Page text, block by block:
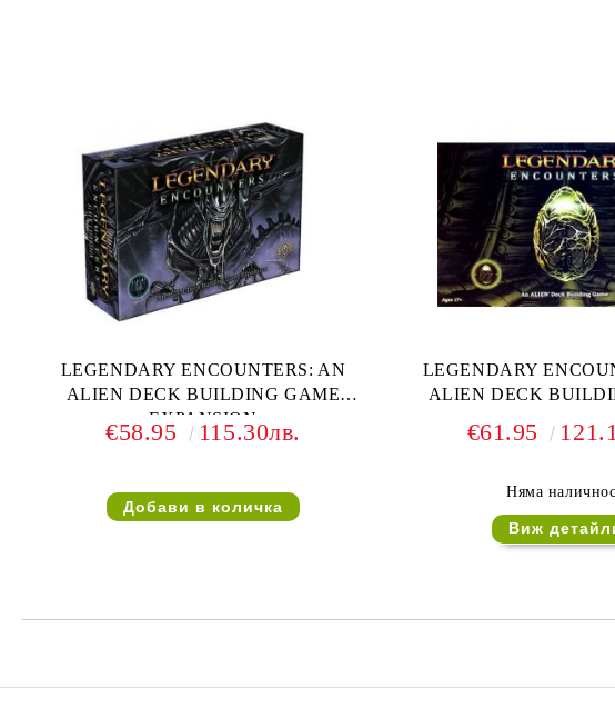
LEGENDARY ENCOUNTERS: AN
ALIEN DECK BUILDING GAME
EXPANSION
€58.95 115.30лв.
LEGENDARY
ALIEN DECK
€61.95
Няма
Виж